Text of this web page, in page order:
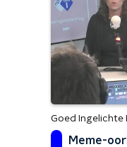
Goed Ingelichte
Meme-